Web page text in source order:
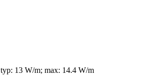
typ: 13 W/m; max: 14.4 W/m